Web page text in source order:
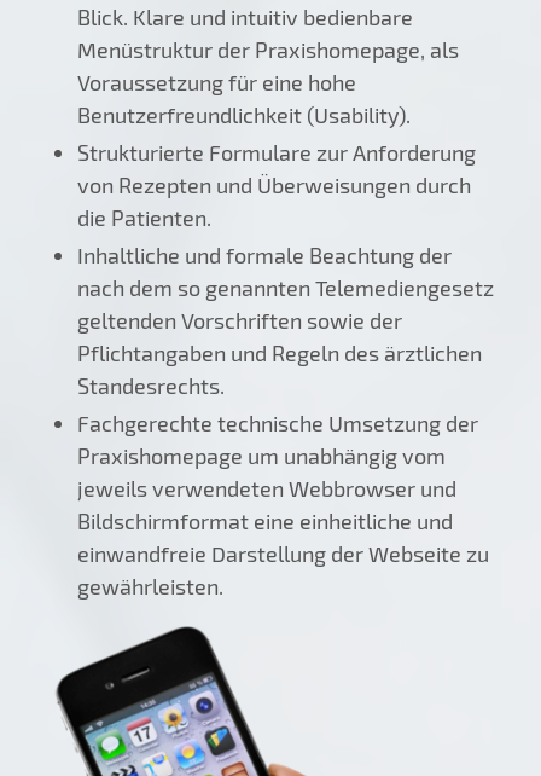
Blick. Klare und intuitiv bedienbare
Menüstruktur der Praxishomepage, als
Voraussetzung für eine hohe
Benutzerfreundlichkeit (Usability).
Strukturierte Formulare zur Anforderung
von Rezepten und Überweisungen durch
die Patienten.
Inhaltliche und formale Beachtung der
nach dem so genannten Telemediengesetz
geltenden Vorschriften sowie der
Pflichtangaben und Regeln des ärztlichen
Standesrechts.
Fachgerechte technische Umsetzung der
Praxishomepage um unabhängig vom
jeweils verwendeten Webbrowser und
Bildschirmformat eine einheitliche und
einwandfreie Darstellung der Webseite zu
gewährleisten.